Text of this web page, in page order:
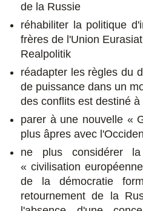
de la Russie
réhabiliter la politique
frères de l'Union
Realpolitik
réadapter les règles du
de puissance dans un
des conflits est destiné
parer à une nouvelle «
plus âpres avec
ne plus considérer
« civilisation
de la démocratie
retournement de la